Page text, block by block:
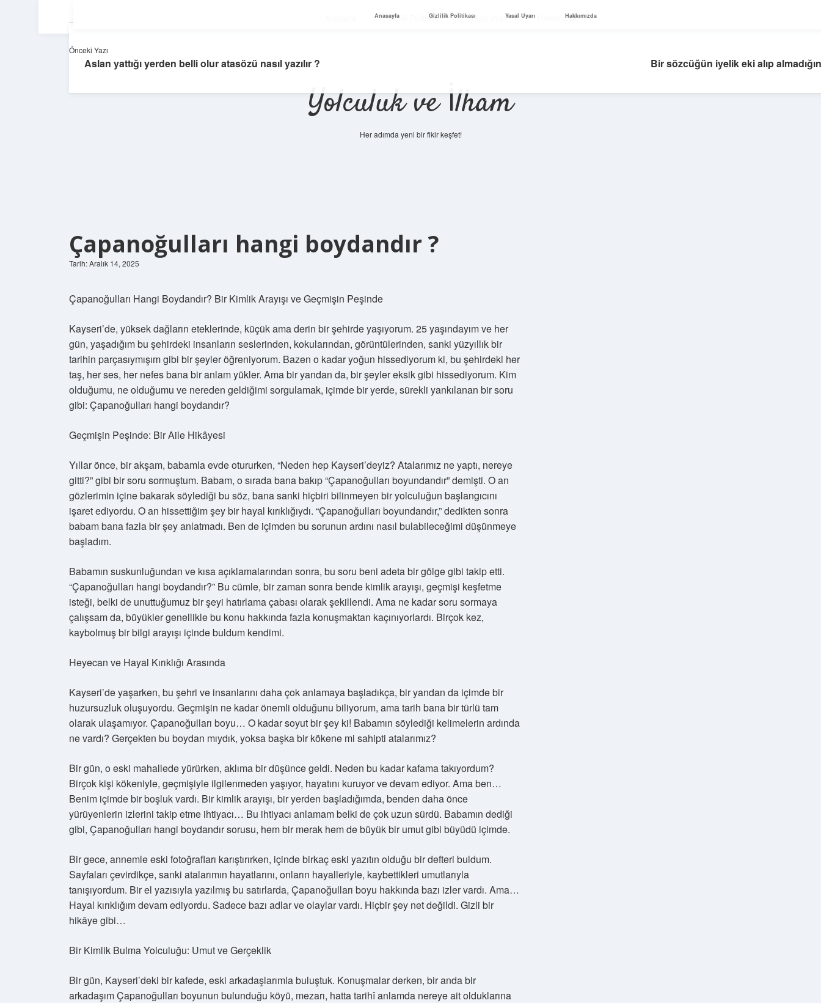
Gizlilik Politikası Yasal Uyarı Hakkımızda
Yolculuk ve İlham
Her adımda yeni bir fikir keşfet!
Çapanoğulları hangi boydandır ?
Tarih: Aralık 14, 2025
Çapanoğulları Hangi Boydandır? Bir Kimlik Arayışı ve Geçmişin Peşinde
Kayseri’de, yüksek dağların eteklerinde, küçük ama derin bir şehirde yaşıyorum. 25 yaşındayım ve her
gün, yaşadığım bu şehirdeki insanların seslerinden, kokularından, görüntülerinden, sanki yüzyıllık bir
tarihin parçasıymışım gibi bir şeyler öğreniyorum. Bazen o kadar yoğun hissediyorum ki, bu şehirdeki her
taş, her ses, her nefes bana bir anlam yükler. Ama bir yandan da, bir şeyler eksik gibi hissediyorum. Kim
olduğumu, ne olduğumu ve nereden geldiğimi sorgulamak, içimde bir yerde, sürekli yankılanan bir soru
gibi: Çapanoğulları hangi boydandır?
Geçmişin Peşinde: Bir Aile Hikâyesi
Yıllar önce, bir akşam, babamla evde otururken, “Neden hep Kayseri’deyiz? Atalarımız ne yaptı, nereye
gitti?” gibi bir soru sormuştum. Babam, o sırada bana bakıp “Çapanoğulları boyundandır” demişti. O an
gözlerimin içine bakarak söylediği bu söz, bana sanki hiçbiri bilinmeyen bir yolculuğun başlangıcını
işaret ediyordu. O an hissettiğim şey bir hayal kırıklığıydı. “Çapanoğulları boyundandır,” dedikten sonra
babam bana fazla bir şey anlatmadı. Ben de içimden bu sorunun ardını nasıl bulabileceğimi düşünmeye
başladım.
Babamın suskunluğundan ve kısa açıklamalarından sonra, bu soru beni adeta bir gölge gibi takip etti.
“Çapanoğulları hangi boydandır?” Bu cümle, bir zaman sonra bende kimlik arayışı, geçmişi keşfetme
isteği, belki de unuttuğumuz bir şeyi hatırlama çabası olarak şekillendi. Ama ne kadar soru sormaya
çalışsam da, büyükler genellikle bu konu hakkında fazla konuşmaktan kaçınıyorlardı. Birçok kez,
kaybolmuş bir bilgi arayışı içinde buldum kendimi.
Heyecan ve Hayal Kırıklığı Arasında
Kayseri’de yaşarken, bu şehri ve insanlarını daha çok anlamaya başladıkça, bir yandan da içimde bir
huzursuzluk oluşuyordu. Geçmişin ne kadar önemli olduğunu biliyorum, ama tarih bana bir türlü tam
olarak ulaşamıyor. Çapanoğulları boyu… O kadar soyut bir şey ki! Babamın söylediği kelimelerin ardında
ne vardı? Gerçekten bu boydan mıydık, yoksa başka bir kökene mi sahipti atalarımız?
Bir gün, o eski mahallede yürürken, aklıma bir düşünce geldi. Neden bu kadar kafama takıyordum?
Birçok kişi kökeniyle, geçmişiyle ilgilenmeden yaşıyor, hayatını kuruyor ve devam ediyor. Ama ben…
Benim içimde bir boşluk vardı. Bir kimlik arayışı, bir yerden başladığımda, benden daha önce
yürüyenlerin izlerini takip etme ihtiyacı… Bu ihtiyacı anlamam belki de çok uzun sürdü. Babamın dediği
gibi, Çapanoğulları hangi boydandır sorusu, hem bir merak hem de büyük bir umut gibi büyüdü içimde.
Bir gece, annemle eski fotoğrafları karıştırırken, içinde birkaç eski yazıtın olduğu bir defteri buldum.
Sayfaları çevirdikçe, sanki atalarımın hayatlarını, onların hayalleriyle, kaybettikleri umutlarıyla
tanışıyordum. Bir el yazısıyla yazılmış bu satırlarda, Çapanoğulları boyu hakkında bazı izler vardı. Ama…
Hayal kırıklığım devam ediyordu. Sadece bazı adlar ve olaylar vardı. Hiçbir şey net değildi. Gizli bir
hikâye gibi…
Bir Kimlik Bulma Yolculuğu: Umut ve Gerçeklik
Bir gün, Kayseri’deki bir kafede, eski arkadaşlarımla buluştuk. Konuşmalar derken, bir anda bir
arkadaşım Çapanoğulları boyunun bulunduğu köyü, mezarı, hatta tarihî anlamda nereye ait olduklarına
Önceki Yazı
Aslan yattığı yerden belli olur atasözü nasıl yazılır ? Bir sözcüğün iyelik eki alıp
Anasayfa Gizlilik Politikası Yasal Uyarı Hakkımızda